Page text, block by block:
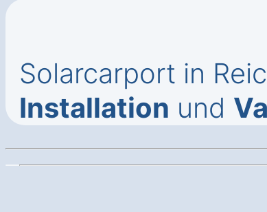
Solarcarport in
Installation und